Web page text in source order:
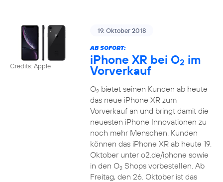
Credits: Apple
19. Oktober 2018
AB SOFORT:
iPhone XR bei O2 im
Vorverkauf
O2bietet seinen Kunden ab heute
das neue iPhone XR zum
Vorverkauf an und bringt damit die
neuesten iPhone Innovationen zu
noch mehr Menschen. Kunden
können das iPhone XR ab heute 19.
Oktober unter o2.de/iphone sowie
in den O2Shops vorbestellen. Ab
Freitag, den 26. Oktober ist das